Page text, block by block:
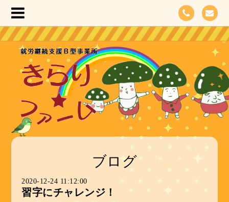
ブログ
2020-12-24 11:12:00
習字にチャレンジ！